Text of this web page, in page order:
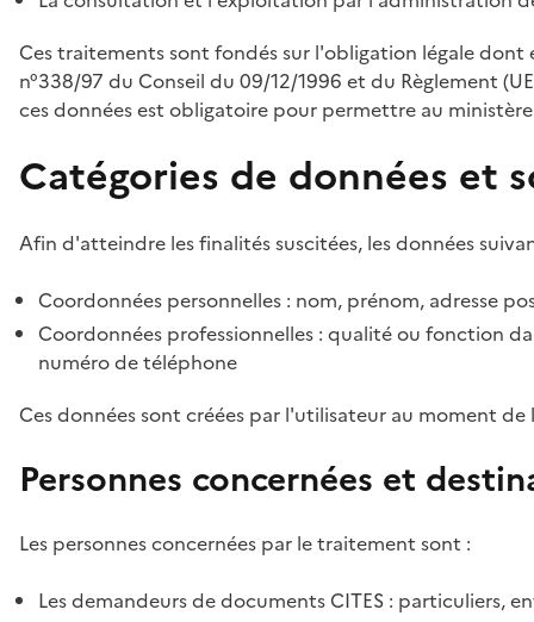
Ces traitements sont fondés sur l'obligation légale
n°338/97 du Conseil du 09/12/1996 et du Règlement
ces données est obligatoire pour permettre au
Catégories de données et
Afin d'atteindre les finalités suscitées, les données
Coordonnées personnelles : nom, prénom, adresse
Coordonnées professionnelles : qualité ou fonction
numéro de téléphone
Ces données sont créées par l'utilisateur au moment
Personnes concernées et
Les personnes concernées par le traitement sont :
Les demandeurs de documents CITES : particuliers,